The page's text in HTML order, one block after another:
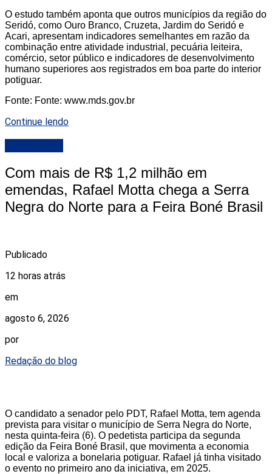
O estudo também aponta que outros municípios da região do
Seridó, como Ouro Branco, Cruzeta, Jardim do Seridó e
Acari, apresentam indicadores semelhantes em razão da
combinação entre atividade industrial, pecuária leiteira,
comércio, setor público e indicadores de desenvolvimento
humano superiores aos registrados em boa parte do interior
potiguar.
Fonte: Fonte: www.mds.gov.br
Continue lendo
Com mais de R$ 1,2 milhão em
emendas, Rafael Motta chega a Serra
Negra do Norte para a Feira Boné Brasil
Publicado
12 horas atrás
em
agosto 6, 2026
por
Redação do blog
O candidato a senador pelo PDT, Rafael Motta, tem agenda
prevista para visitar o município de Serra Negra do Norte,
nesta quinta-feira (6). O pedetista participa da segunda
edição da Feira Boné Brasil, que movimenta a economia
local e valoriza a bonelaria potiguar. Rafael já tinha visitado
o evento no primeiro ano da iniciativa, em 2025.